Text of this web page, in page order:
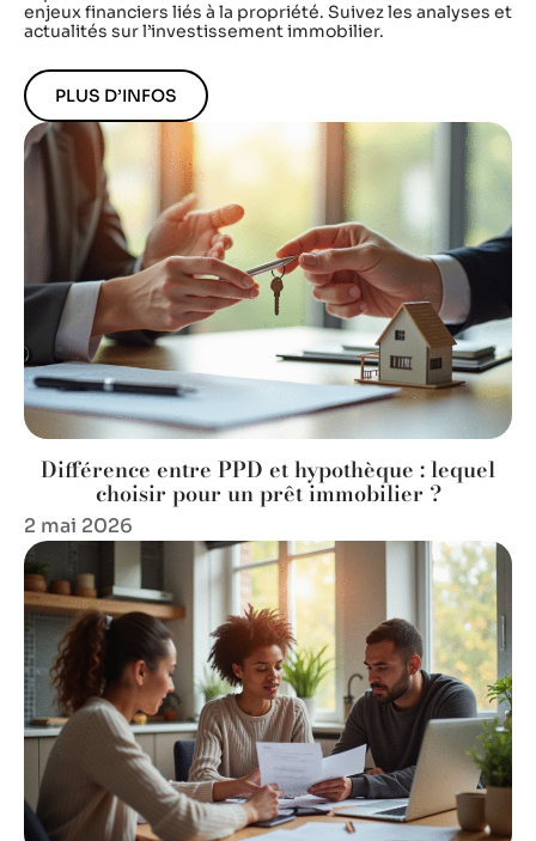
Différence entre PPD et hypothèque : lequel
choisir pour un prêt immobilier ?
2 mai 2026
enjeux financiers liés à la propriété. Suivez les analyses et
actualités sur l’investissement immobilier.
PLUS D’INFOS